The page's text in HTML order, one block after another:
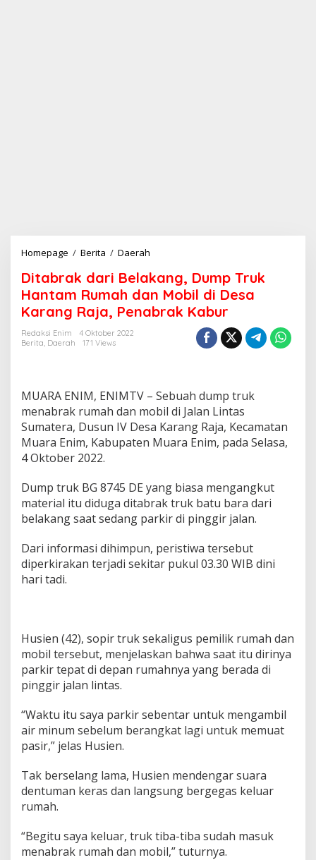
Homepage / Berita / Daerah
t
a
b
r
e
l
a
g
,
D
m
p
T
a
n
t
a
u
m
a
a
n
M
i
l
Ditabrak dari Belakang, Dump Truk
Hantam Rumah dan Mobil di Desa
Karang Raja, Penabrak Kabur
Redaksi Enim
4 Oktober 2022
Berita, Daerah 171 Views
MUARA ENIM, ENIMTV – Sebuah dump truk
menabrak rumah dan mobil di Jalan Lintas
Sumatera, Dusun IV Desa Karang Raja, Kecamatan
Muara Enim, Kabupaten Muara Enim, pada Selasa,
4 Oktober 2022.
Dump truk BG 8745 DE yang biasa mengangkut
material itu diduga ditabrak truk batu bara dari
belakang saat sedang parkir di pinggir jalan.
Dari informasi dihimpun, peristiwa tersebut
diperkirakan terjadi sekitar pukul 03.30 WIB dini
hari tadi.
Husien (42), sopir truk sekaligus pemilik rumah dan
mobil tersebut, menjelaskan bahwa saat itu dirinya
parkir tepat di depan rumahnya yang berada di
pinggir jalan lintas.
“Waktu itu saya parkir sebentar untuk mengambil
air minum sebelum berangkat lagi untuk memuat
pasir,” jelas Husien.
Tak berselang lama, Husien mendengar suara
dentuman keras dan langsung bergegas keluar
rumah.
“Begitu saya keluar, truk tiba-tiba sudah masuk
menabrak rumah dan mobil,” tuturnya.